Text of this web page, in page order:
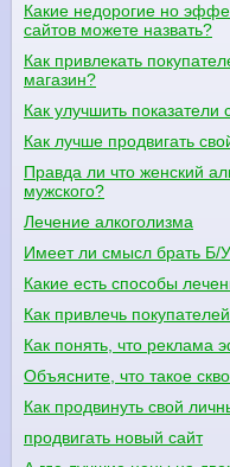
Какие недорогие но
сайтов можете назвать?
Как привлекать
магазин?
Как улучшить показатели
Как лучше продвигать
Правда ли что женский
мужского?
Лечение алкоголизма
Имеет ли смысл брать Б/
Какие есть способы
Как привлечь
Как понять, что реклама
Объясните, что такое
Как продвинуть свой
продвигать новый сайт